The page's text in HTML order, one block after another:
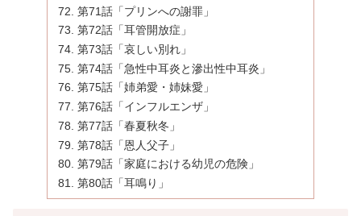
第71話「プリンへの謝罪」
第72話「耳管開放症」
第73話「哀しい別れ」
第74話「急性中耳炎と滲出性中耳炎」
第75話「姉弟愛・姉妹愛」
第76話「インフルエンザ」
第77話「春夏秋冬」
第78話「恩人父子」
第79話「家庭における幼児の危険」
第80話「耳鳴り」